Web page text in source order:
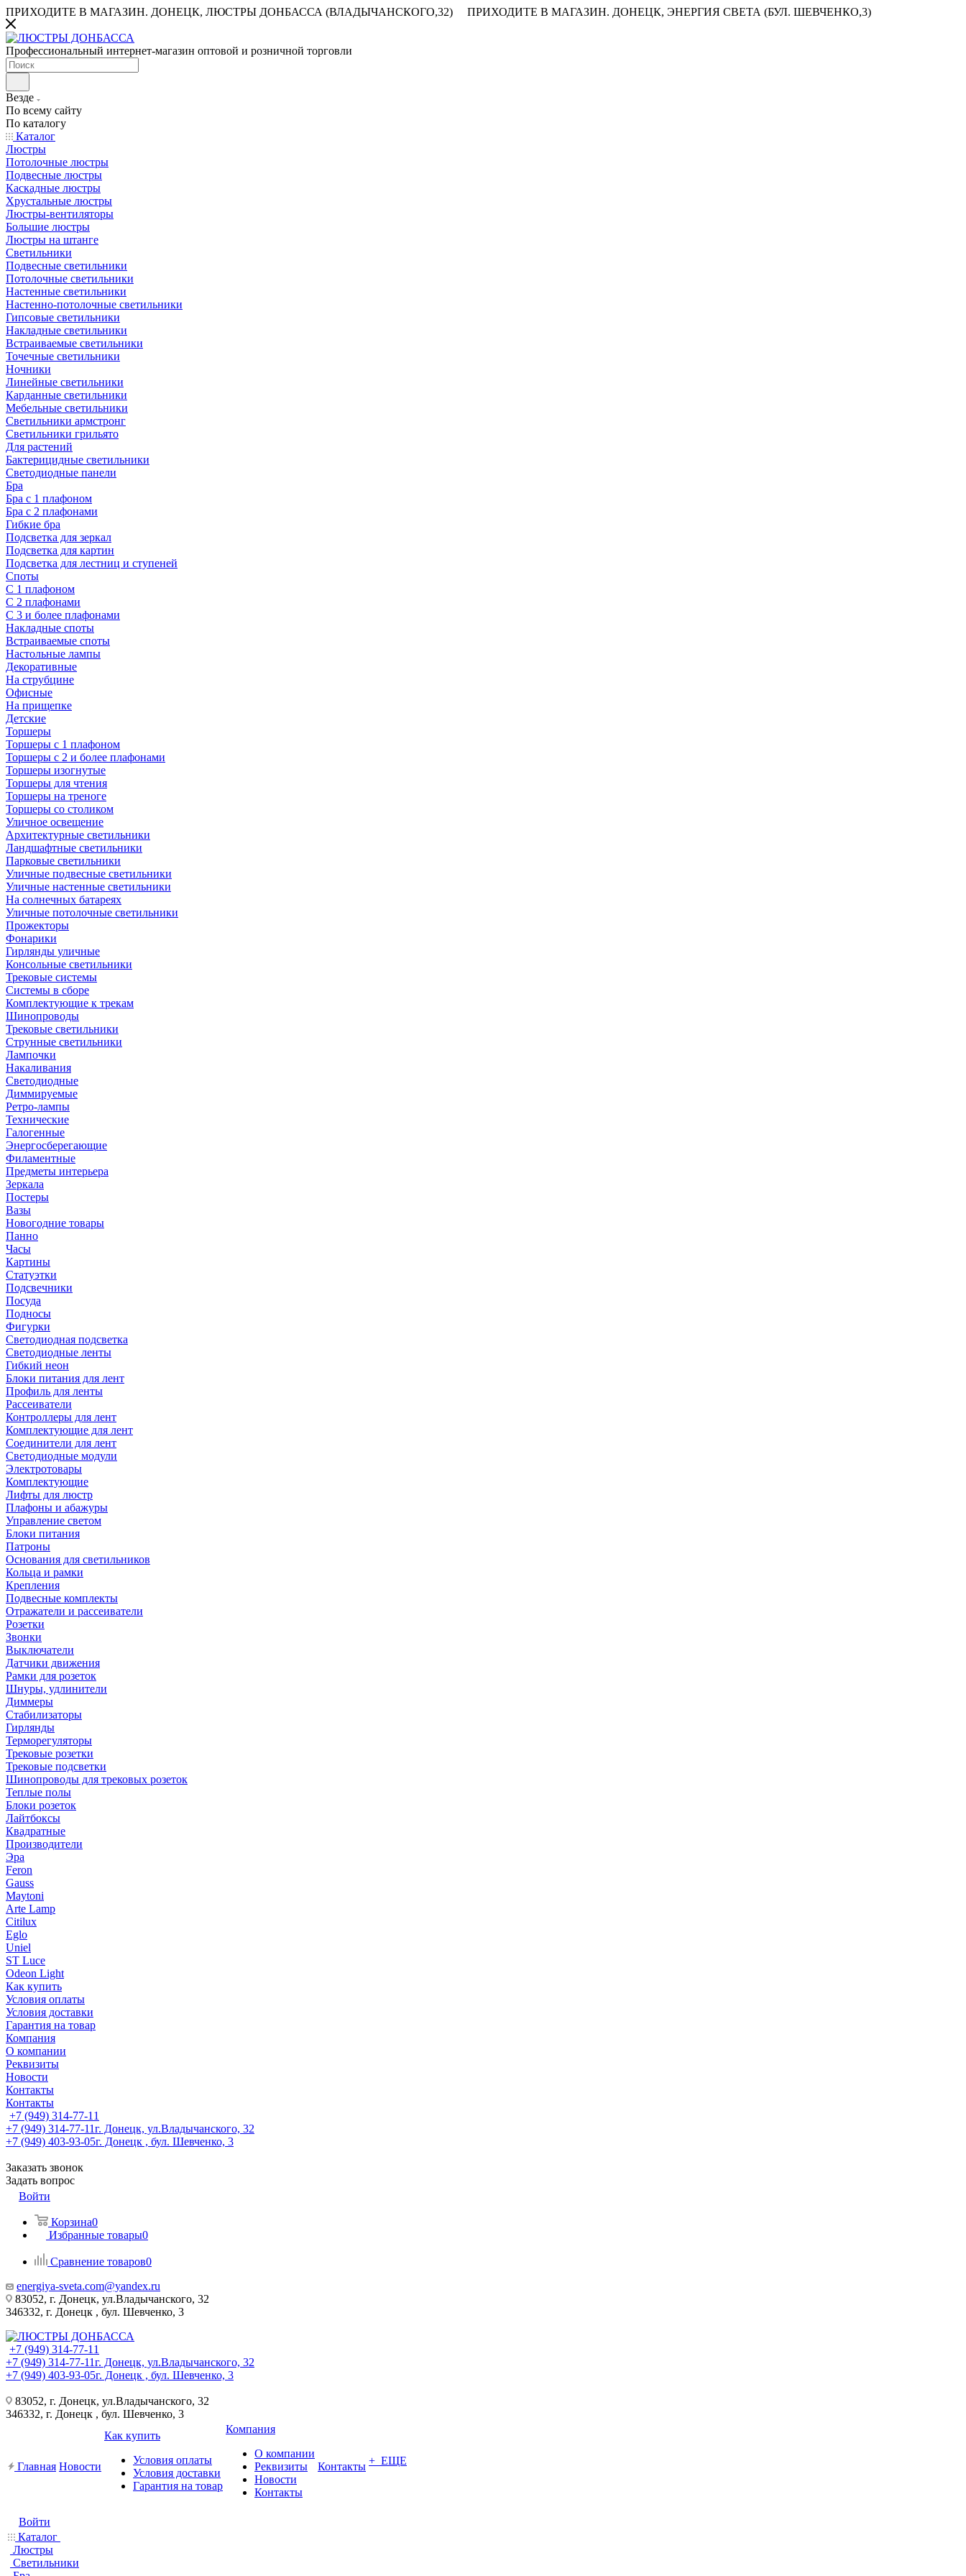
ПРИХОДИТЕ В МАГАЗИН. ДОНЕЦК, ЛЮСТРЫ ДОНБАССА (ВЛАДЫЧАНСКОГО,32) ПРИХОДИТЕ В МАГАЗИН. ДОНЕЦК, ЭНЕРГИЯ СВЕТА (БУЛ. ШЕВЧЕНКО,3)
Профессиональный интернет-магазин оптовой и розничной торговли
Везде
По всему сайту
По каталогу
Каталог
Люстры
Потолочные люстры
Подвесные люстры
Каскадные люстры
Хрустальные люстры
Люстры-вентиляторы
Большие люстры
Люстры на штанге
Светильники
Подвесные светильники
Потолочные светильники
Настенные светильники
Настенно-потолочные светильники
Гипсовые светильники
Накладные светильники
Встраиваемые светильники
Точечные светильники
Ночники
Линейные светильники
Карданные светильники
Мебельные светильники
Светильники армстронг
Светильники грильято
Для растений
Бактерицидные светильники
Светодиодные панели
Бра
Бра с 1 плафоном
Бра с 2 плафонами
Гибкие бра
Подсветка для зеркал
Подсветка для картин
Подсветка для лестниц и ступеней
Споты
С 1 плафоном
С 2 плафонами
С 3 и более плафонами
Накладные споты
Встраиваемые споты
Настольные лампы
Декоративные
На струбцине
Офисные
На прищепке
Детские
Торшеры
Торшеры с 1 плафоном
Торшеры с 2 и более плафонами
Торшеры изогнутые
Торшеры для чтения
Торшеры на треноге
Торшеры со столиком
Уличное освещение
Архитектурные светильники
Ландшафтные светильники
Парковые светильники
Уличные подвесные светильники
Уличные настенные светильники
На солнечных батареях
Уличные потолочные светильники
Прожекторы
Фонарики
Гирлянды уличные
Консольные светильники
Трековые системы
Системы в сборе
Комплектующие к трекам
Шинопроводы
Трековые светильники
Струнные светильники
Лампочки
Накаливания
Светодиодные
Диммируемые
Ретро-лампы
Технические
Галогенные
Энергосберегающие
Филаментные
Предметы интерьера
Зеркала
Постеры
Вазы
Новогодние товары
Панно
Часы
Картины
Статуэтки
Подсвечники
Посуда
Подносы
Фигурки
Светодиодная подсветка
Светодиодные ленты
Гибкий неон
Блоки питания для лент
Профиль для ленты
Рассеиватели
Контроллеры для лент
Комплектующие для лент
Соединители для лент
Светодиодные модули
Электротовары
Комплектующие
Лифты для люстр
Плафоны и абажуры
Управление светом
Блоки питания
Патроны
Основания для светильников
Кольца и рамки
Крепления
Подвесные комплекты
Отражатели и рассеиватели
Розетки
Звонки
Выключатели
Датчики движения
Рамки для розеток
Шнуры, удлинители
Диммеры
Стабилизаторы
Гирлянды
Терморегуляторы
Трековые розетки
Трековые подсветки
Шинопроводы для трековых розеток
Теплые полы
Блоки розеток
Лайтбоксы
Квадратные
Производители
Эра
Feron
Gauss
Maytoni
Arte Lamp
Citilux
Eglo
Uniel
ST Luce
Odeon Light
Как купить
Условия оплаты
Условия доставки
Гарантия на товар
Компания
О компании
Реквизиты
Новости
Контакты
Контакты
+7 (949) 314-77-11
+7 (949) 314-77-11г. Донецк, ул.Владычанского, 32
+7 (949) 403-93-05г. Донецк , бул. Шевченко, 3
Заказать звонок
Задать вопрос
Войти
Корзина0
Избранные товары0
Сравнение товаров0
energiya-sveta.com@yandex.ru
83052, г. Донецк, ул.Владычанского, 32
346332, г. Донецк , бул. Шевченко, 3
+7 (949) 314-77-11
+7 (949) 314-77-11г. Донецк, ул.Владычанского, 32
+7 (949) 403-93-05г. Донецк , бул. Шевченко, 3
83052, г. Донецк, ул.Владычанского, 32
346332, г. Донецк , бул. Шевченко, 3
Главная Новости
Как купить
Условия оплаты
Условия доставки
Гарантия на товар
Компания
О компании
Реквизиты
Новости
Контакты
Контакты + ЕЩЕ
Войти
Каталог
Люстры
Светильники